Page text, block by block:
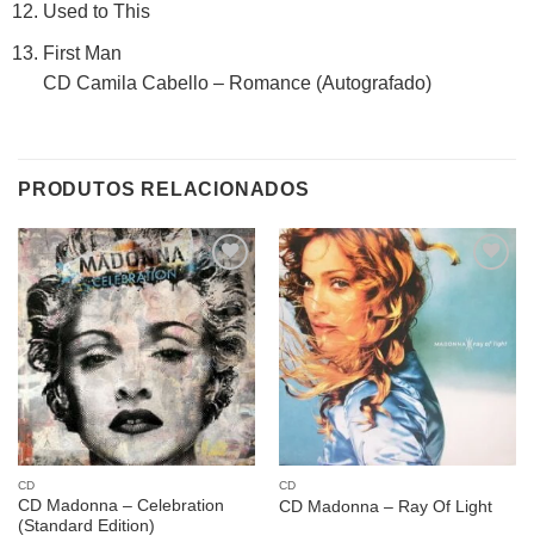
Used to This
First Man
CD Camila Cabello – Romance (Autografado)
PRODUTOS RELACIONADOS
Adicionar
a lista de
desejos
CD
CD Madonna – Celebration
(Standard Edition)
Adicionar
CD
CD Madonna – Ray Of Light